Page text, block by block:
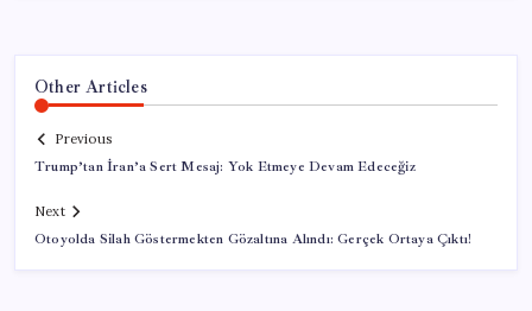
Other Articles
Previous
Trump’tan İran’a Sert Mesaj: Yok Etmeye Devam Edeceğiz
Next
Otoyolda Silah Göstermekten Gözaltına Alındı: Gerçek Ortaya Çıktı!